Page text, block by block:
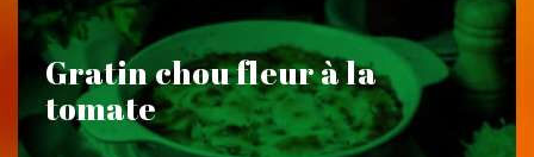
Gratin chou fleur à la
tomate